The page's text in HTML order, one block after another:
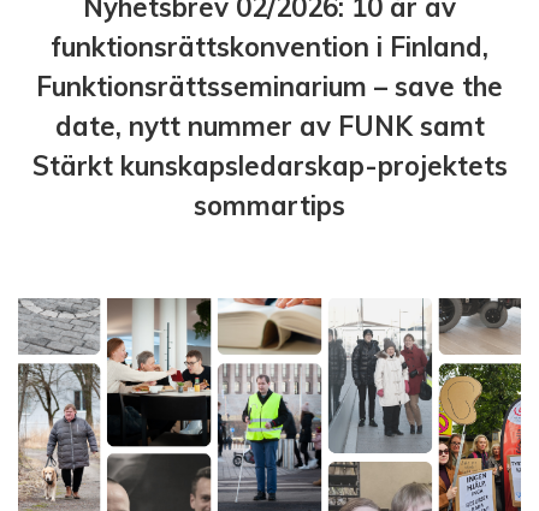
Nyhetsbrev 02/2026: 10 år av
funktionsrättskonvention i Finland,
Funktionsrättsseminarium – save the
date, nytt nummer av FUNK samt
Stärkt kunskapsledarskap-projektets
sommartips